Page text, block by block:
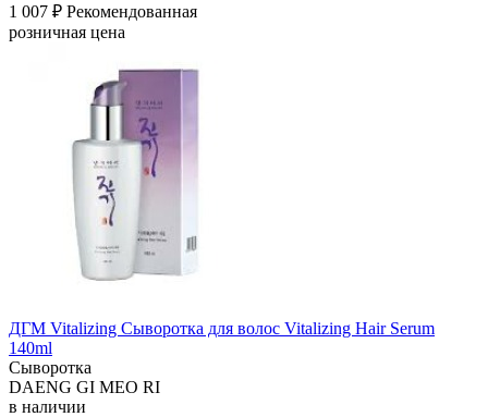
1 007 ₽ Рекомендованная
розничная цена
ДГМ Vitalizing Сыворотка для волос Vitalizing Hair Serum
140ml
Сыворотка
DAENG GI MEO RI
в наличии